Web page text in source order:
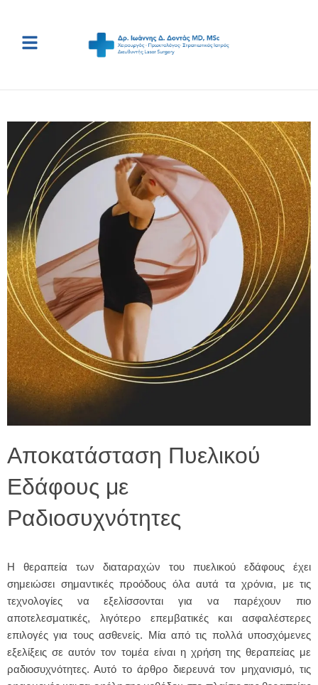
Αποκατάσταση Πυελικού
Εδάφους με
Ραδιοσυχνότητες
Η θεραπεία των διαταραχών του πυελικού εδάφους έχει
σημειώσει σημαντικές προόδους όλα αυτά τα χρόνια, με τις
τεχνολογίες να εξελίσσονται για να παρέχουν πιο
αποτελεσματικές, λιγότερο επεμβατικές και ασφαλέστερες
επιλογές για τους ασθενείς. Μία από τις πολλά υποσχόμενες
εξελίξεις σε αυτόν τον τομέα είναι η χρήση της θεραπείας με
ραδιοσυχνότητες. Αυτό το άρθρο διερευνά τον μηχανισμό, τις